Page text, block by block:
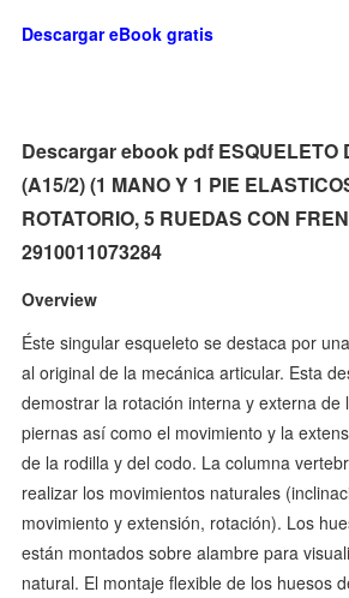
Descargar eBook gratis
Descargar ebook pdf ESQUELETO
(A15/2) (1 MANO Y 1 PIE
ROTATORIO, 5 RUEDAS CON
2910011073284
Overview
Éste singular esqueleto se destaca por
al original de la mecánica articular. Esta
demostrar la rotación interna y externa de
piernas así como el movimiento y la
de la rodilla y del codo. La columna
realizar los movimientos naturales
movimiento y extensión, rotación). Los
están montados sobre alambre para
natural. El montaje flexible de los huesos